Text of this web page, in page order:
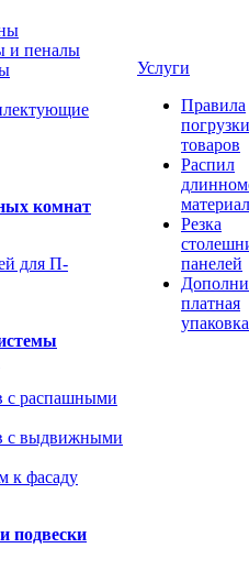
и пеналы
комнат
для П-
с распашными
с выдвижными
к фасаду
подвески
Услуги
Правила
погрузки
товаров
Распил
Резка
панелей
платная
упаковка